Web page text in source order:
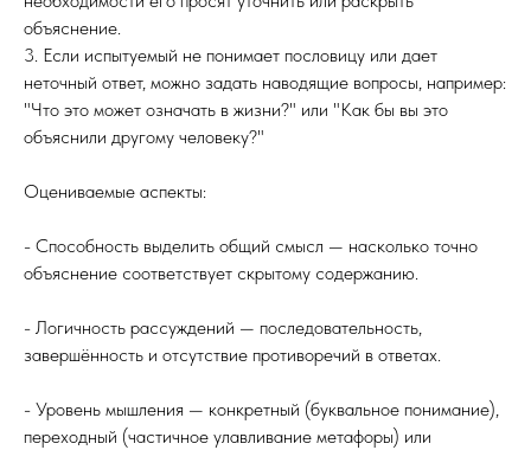
объяснение.
3. Если испытуемый не понимает пословицу или дает
неточный ответ, можно задать наводящие вопросы, например:
"Что это может означать в жизни?" или "Как бы вы это
объяснили другому человеку?"
Оцениваемые аспекты:
- Способность выделить общий смысл — насколько точно
объяснение соответствует скрытому содержанию.
- Логичность рассуждений — последовательность,
завершённость и отсутствие противоречий в ответах.
- Уровень мышления — конкретный (буквальное понимание),
переходный (частичное улавливание метафоры) или